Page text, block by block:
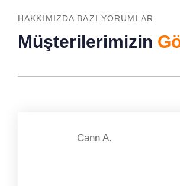
HAKKIMIZDA BAZI YORUMLAR
Müşterilerimizin
Cann A.